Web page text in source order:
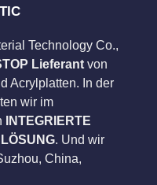
Technology Co.,
Lieferant von
Acrylplatten. In der
wir im
INTEGRIERTE
. Und wir
China,